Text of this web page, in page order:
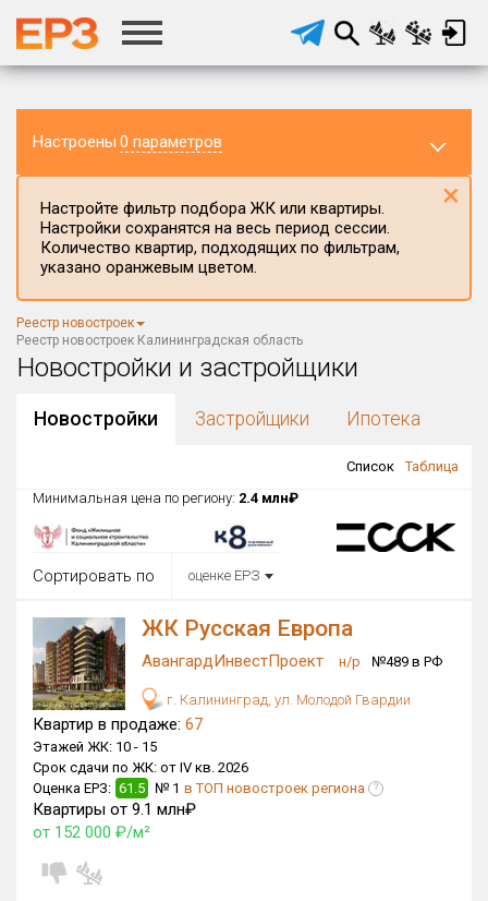
Настроены 0 параметров
Калининградская область
Район в регионе
Все
Район в городе
₽/м² млн ₽
Цена
от
Общая площадь, м²
от
Срок сдачи
от
Настройте фильтр подбора ЖК или квартиры.
Настройки сохранятся на весь период сессии.
Количество квартир, подходящих по фильтрам,
указано оранжевым цветом.
×
Реестр новостроек
Реестр новостроек Калининградская область
Новостройки и застройщики
Новостройки Застройщики Ипотека
Список
Таблица
Минимальная цена по региону: 2.4 млн₽
Сортировать по оценке ЕРЗ
ЖК Русская Европа
АвангардИнвестПроект н/р №489 в РФ
г. Калининград, ул. Молодой Гвардии
Квартир в продаже: 67
Этажей ЖК: 10 - 15
Срок сдачи по ЖК: от IV кв. 2026
Оценка ЕРЗ: 61.5 № 1 в ТОП новостроек региона ?
Квартиры от 9.1 млн₽
от 152 000 ₽/м²